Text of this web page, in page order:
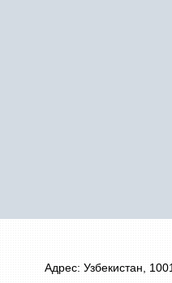
Адрес: Узбекистан,